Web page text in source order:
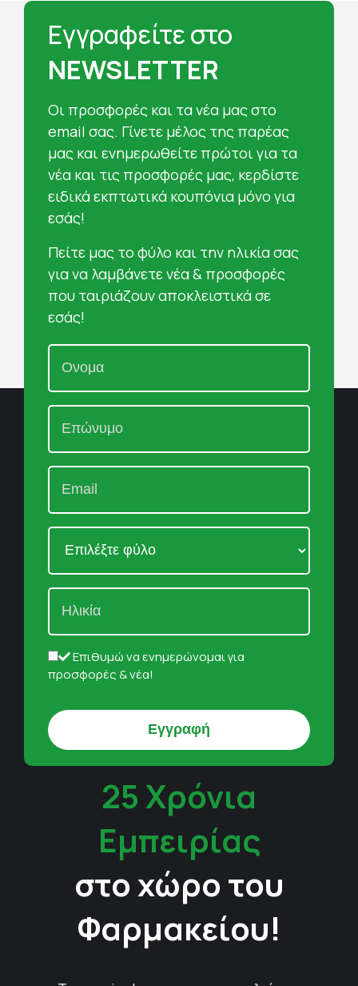
Εγγραφείτε στο
NEWSLETTER
Oι προσφορές και τα νέα μας στο
email σας. Γίνετε μέλος της παρέας
μας και ενημερωθείτε πρώτοι για τα
νέα και τις προσφορές μας, κερδίστε
ειδικά εκπτωτικά κουπόνια μόνο για
εσάς!
Πείτε μας το φύλο και την ηλικία σας
για να λαμβάνετε νέα & προσφορές
που ταιριάζουν αποκλειστικά σε
εσάς!
Επιθυμώ να ενημερώνομαι για
προσφορές & νέα!
25 Χρόνια
Εμπειρίας
στο χώρο του
Φαρμακείου!